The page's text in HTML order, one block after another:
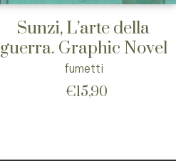
Sunzi, L’arte della
guerra. Graphic Novel
fumetti
€15,90